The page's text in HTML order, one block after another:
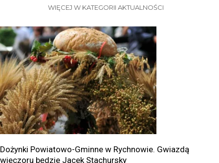
WIĘCEJ W KATEGORII AKTUALNOŚCI
Dożynki Powiatowo-Gminne w Rychnowie. Gwiazdą
wieczoru będzie Jacek Stachursky